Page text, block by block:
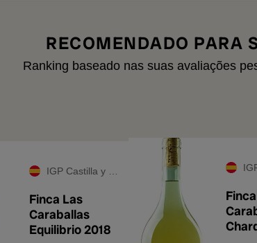
RECOMENDADO PARA
Ranking baseado nas suas avaliações
IGP Castilla y León
Finca Las
Caraballas
Equilibrio 2018